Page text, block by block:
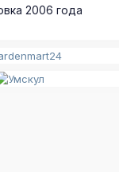
2006 года